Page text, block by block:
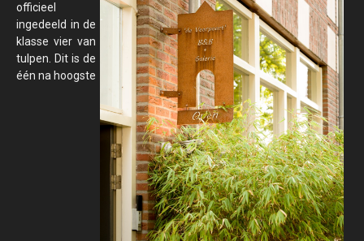
officieel
ingedeeld in de
klasse vier van
tulpen. Dit is de
één na hoogste